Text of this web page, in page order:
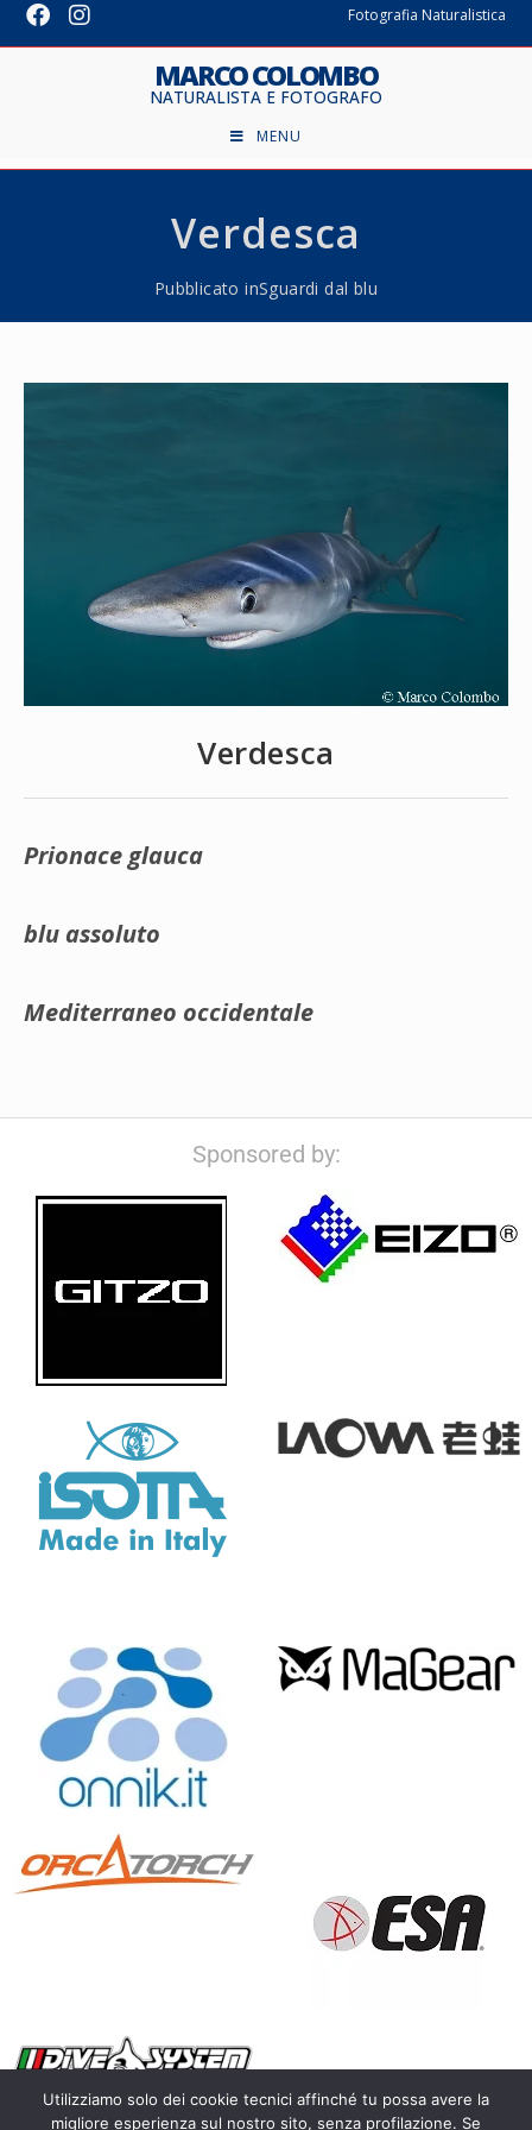
Fotografia Naturalistica
MARCO COLOMBO
NATURALISTA E FOTOGRAFO
MENU
Verdesca
Pubblicato inSguardi dal blu
Verdesca
Prionace glauca
blu assoluto
Mediterraneo occidentale
Sponsored by:
Utilizziamo solo dei cookie tecnici affinché tu possa avere la
migliore esperienza sul nostro sito, senza profilazione. Se